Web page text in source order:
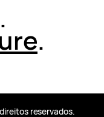
.
.
reservados.